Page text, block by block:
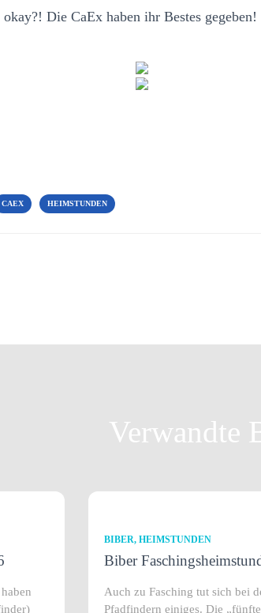
Die CaEx haben ihr Bestes gegeben!
CAEX HEIMSTUNDEN
Verwandte
BIBER HEIMSTUNDEN
Biber
Auch zu Fasching tut sich bei
Pfadfindern einiges. Die